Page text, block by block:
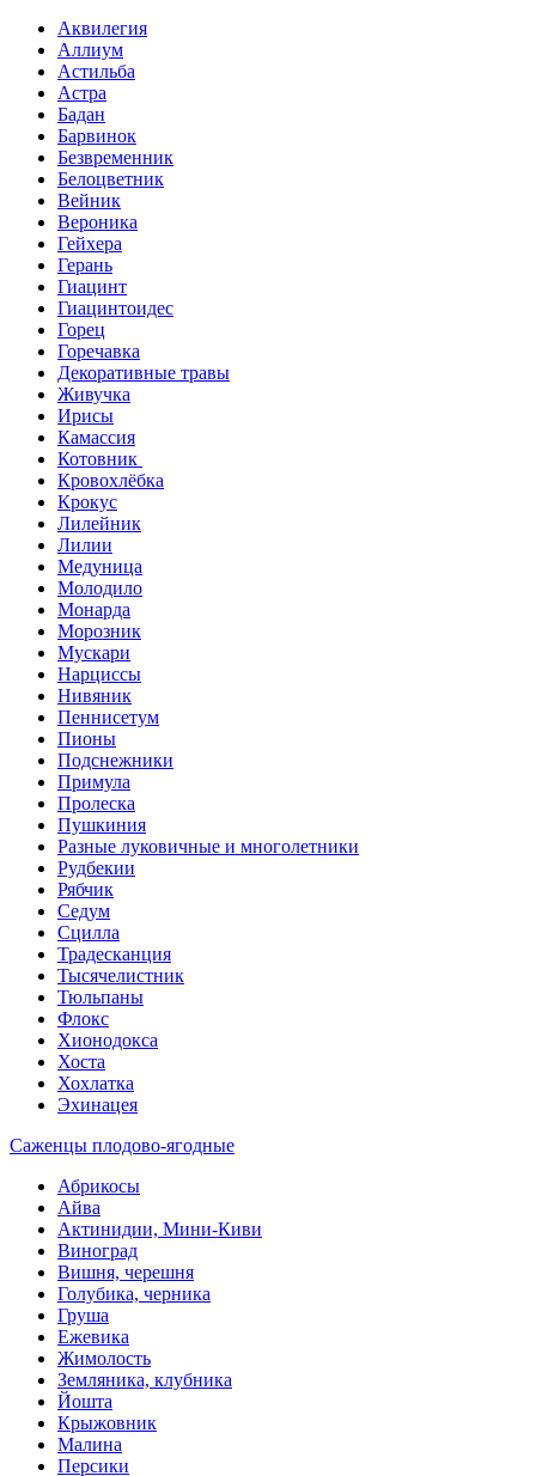
Аквилегия
Аллиум
Астильба
Астра
Бадан
Барвинок
Безвременник
Белоцветник
Вейник
Вероника
Гейхера
Герань
Гиацинт
Гиацинтоидес
Горец
Горечавка
Декоративные травы
Живучка
Ирисы
Камассия
Котовник
Кровохлёбка
Крокус
Лилейник
Лилии
Медуница
Молодило
Монарда
Морозник
Мускари
Нарциссы
Нивяник
Пеннисетум
Пионы
Подснежники
Примула
Пролеска
Пушкиния
Разные луковичные и многолетники
Рудбекии
Рябчик
Седум
Сцилла
Традесканция
Тысячелистник
Тюльпаны
Флокс
Хионодокса
Хоста
Хохлатка
Эхинацея
Саженцы плодово-ягодные
Абрикосы
Айва
Актинидии, Мини-Киви
Виноград
Вишня, черешня
Голубика, черника
Груша
Ежевика
Жимолость
Земляника, клубника
Йошта
Крыжовник
Малина
Персики